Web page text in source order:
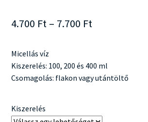
4.700 Ft – 7.700 FtÁrtartomány:
7.700 Ft
Micellás víz
Kiszerelés: 100, 200 és 400 ml
Csomagolás: flakon vagy utántöltő
Kiszerelés